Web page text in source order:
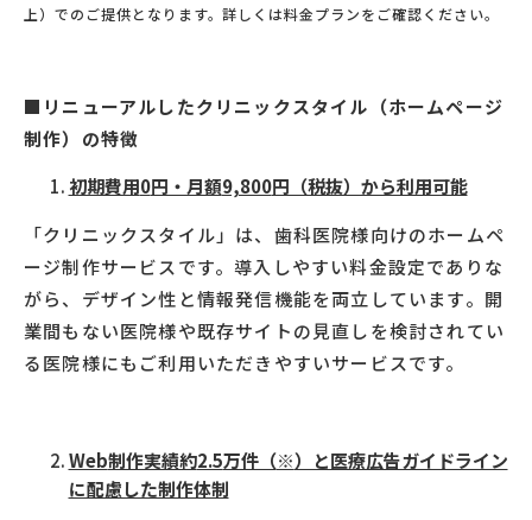
上）でのご提供となります。詳しくは料金プランをご確認ください。
■リニューアルしたクリニックスタイル（ホームページ
制作）の特徴
初期費用0円・月額9,800円（税抜）から利用可能
「クリニックスタイル」は、歯科医院様向けのホームペ
ージ制作サービスです。導入しやすい料金設定でありな
がら、デザイン性と情報発信機能を両立しています。開
業間もない医院様や既存サイトの見直しを検討されてい
る医院様にもご利用いただきやすいサービスです。
Web制作実績約2.5万件（※）と医療広告ガイドライン
に配慮した制作体制